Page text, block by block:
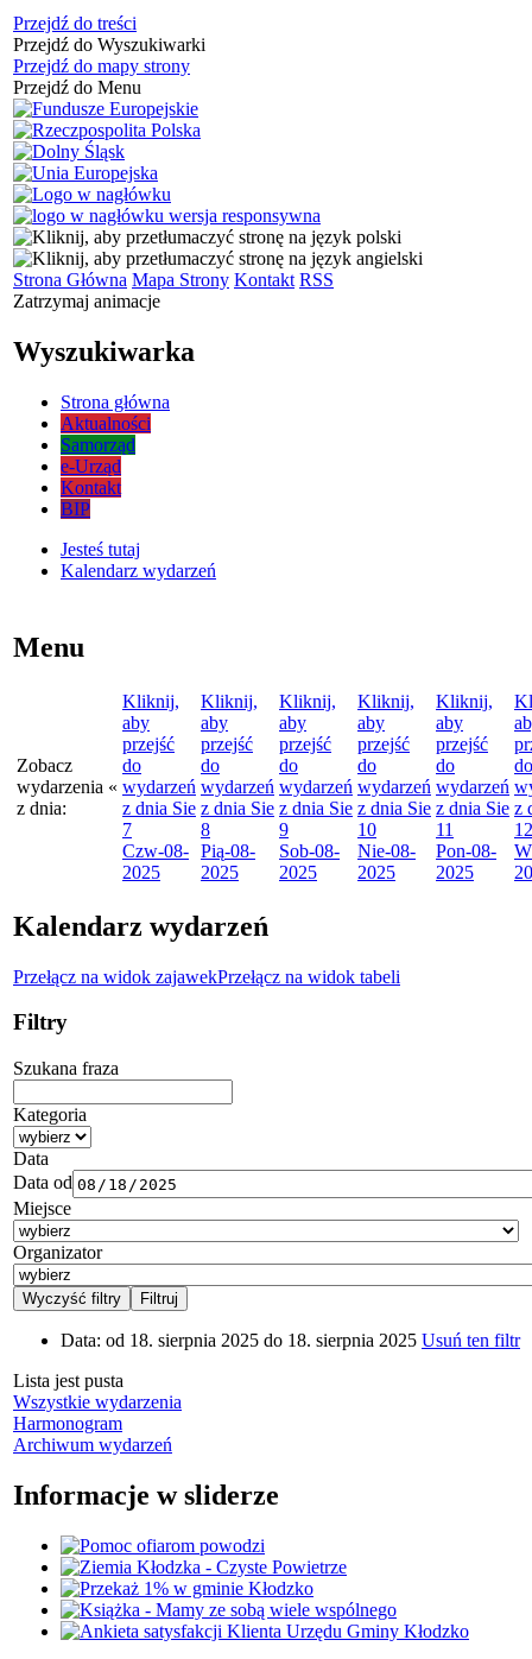
Przejdź do treści
Przejdź do Wyszukiwarki
Przejdź do mapy strony
Przejdź do Menu
Strona Główna Mapa Strony Kontakt RSS
Zatrzymaj animacje
Wyszukiwarka
Strona główna
Aktualności
Samorząd
e-Urząd
Kontakt
BIP
Jesteś tutaj
Kalendarz wydarzeń
Menu
Zobacz
wydarzenia
z dnia:
«
Kliknij,
aby
przejść
do
wydarzeń
z dnia Sie
7
Czw-08-
2025
Kliknij,
aby
przejść
do
wydarzeń
z dnia Sie
8
Pią-08-
2025
Kliknij,
aby
przejść
do
wydarzeń
z dnia Sie
9
Sob-08-
2025
Kliknij,
aby
przejść
do
wydarzeń
z dnia Sie
10
Nie-08-
2025
Kliknij,
aby
przejść
do
wydarzeń
z dnia Sie
11
Pon-08-
2025
do
z
12
Kalendarz wydarzeń
Przełącz na widok zajawekPrzełącz na widok tabeli
Filtry
Szukana fraza
Kategoria
Data
Data od
Miejsce
Organizator
Data: od 18. sierpnia 2025 do 18. sierpnia 2025 Usuń ten filtr
Lista jest pusta
Wszystkie wydarzenia
Harmonogram
Archiwum wydarzeń
Informacje w sliderze